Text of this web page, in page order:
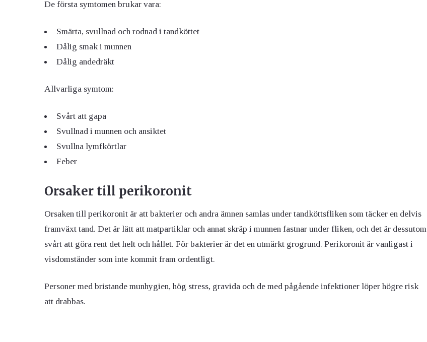
De första symtomen brukar vara:
Smärta, svullnad och rodnad i tandköttet
Dålig smak i munnen
Dålig andedräkt
Allvarliga symtom:
Svårt att gapa
Svullnad i munnen och ansiktet
Svullna lymfkörtlar
Feber
Orsaker till perikoronit
Orsaken till perikoronit är att bakterier och andra ämnen samlas under tandköttsfliken som täcker en delvis
framväxt tand. Det är lätt att matpartiklar och annat skräp i munnen fastnar under fliken, och det är dessutom
svårt att göra rent det helt och hållet. För bakterier är det en utmärkt grogrund. Perikoronit är vanligast i
visdomständer som inte kommit fram ordentligt.
Personer med bristande munhygien, hög stress, gravida och de med pågående infektioner löper högre risk
att drabbas.